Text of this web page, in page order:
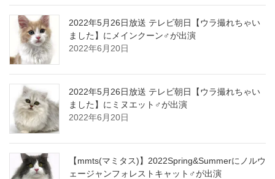
2022年5月26日放送 テレビ朝日【ウラ撮れちゃい
ました】にメインクーン♂が出演
2022年6月20日
2022年5月26日放送 テレビ朝日【ウラ撮れちゃい
ました】にミヌエット♂が出演
2022年6月20日
【mmts(マミタス)】2022Spring&Summerにノルウ
ェージャンフォレストキャット♂が出演